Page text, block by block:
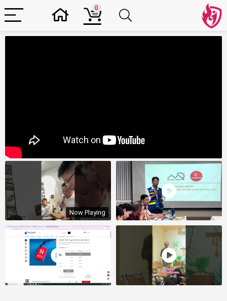
0
Now Playing